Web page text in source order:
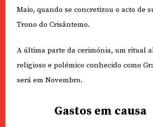
Maio, quando se concretizou o acto de
Trono do Crisântemo.
A última parte da cerimónia, um ritual
religioso e polémico conhecido como
será em Novembro.
Gastos em causa